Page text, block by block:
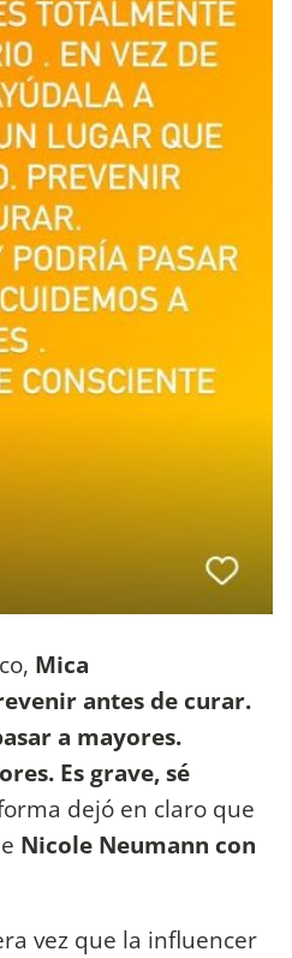
Mica
antes de curar.
a mayores.
Es grave, sé
dejó en claro que
Nicole Neumann con
vez que la influencer